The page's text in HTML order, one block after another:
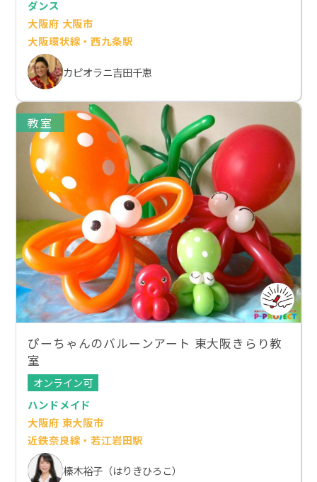
ダンス
大阪府 大阪市
大阪環状線・西九条駅
カピオラニ吉田千恵
教室
ぴーちゃんのバルーンアート 東大阪きらり教
室
オンライン可
ハンドメイド
大阪府 東大阪市
近鉄奈良線・若江岩田駅
榛木裕子（はりきひろこ）